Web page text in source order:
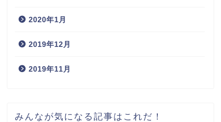
2020年1月
2019年12月
2019年11月
みんなが気になる記事はこれだ！